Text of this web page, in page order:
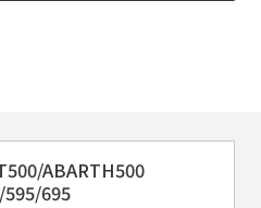
ABARTH500
595/695